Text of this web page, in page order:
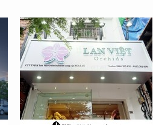
THIẾT KẾ THI CÔNG
CHUỖI CỬA HÀNG
THỨC ĂN NHANH TORKI